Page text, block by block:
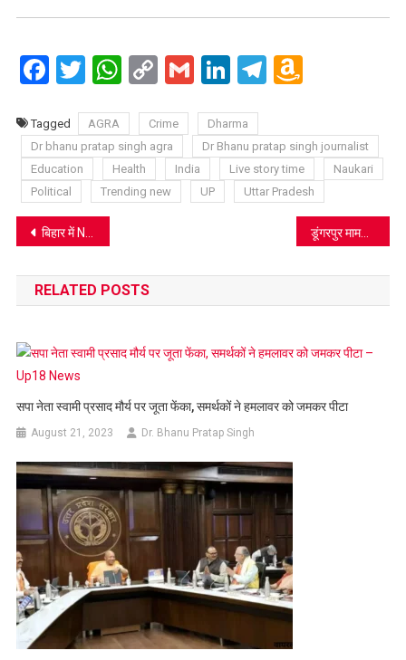
Facebook
Twitter
WhatsApp
CopyGmailLinkedIn
Telegram
Amazon
List
Tagged AGRA Crime
Dharma
Dr bhanu pratap singh agra
Dr Bhanu pratap singh journalist
Education
Health India Live story time
Naukari
Political
Trending new UP Uttar Pradesh
Post
navigation
बिहार में NDA की सीट शेयरिंग फाइनल, प्रेस कांफ्रेंस कर दी गई जानकारी डूंगरपुर मामले में सपा नेता आजम खान को 7 साल की सजा
RELATED POSTS
सपा नेता स्वामी प्रसाद मौर्य पर जूता फेंका, समर्थकों ने हमलावर को जमकर पीटा
August 21, 2023 Dr. Bhanu Pratap Singh